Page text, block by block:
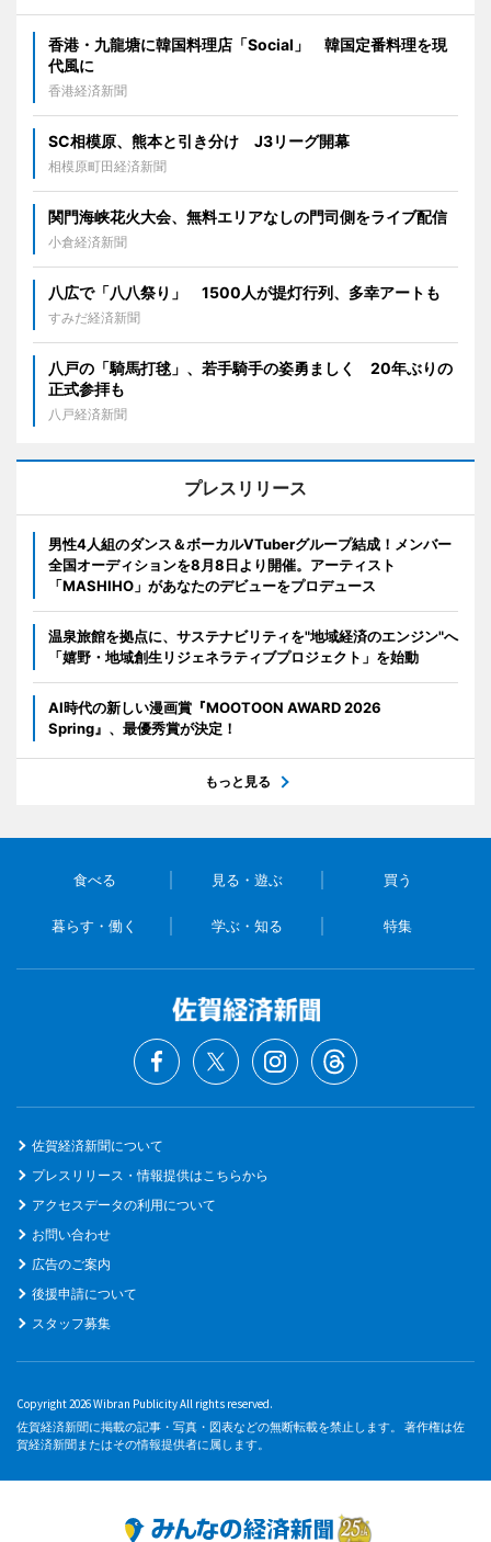
香港・九龍塘に韓国料理店「Social」 韓国定番料理を現
代風に
香港経済新聞
SC相模原、熊本と引き分け J3リーグ開幕
相模原町田経済新聞
関門海峡花火大会、無料エリアなしの門司側をライブ配信
小倉経済新聞
八広で「八八祭り」 1500人が提灯行列、多幸アートも
すみだ経済新聞
八戸の「騎馬打毬」、若手騎手の姿勇ましく 20年ぶりの
正式参拝も
八戸経済新聞
プレスリリース
男性4人組のダンス＆ボーカルVTuberグループ結成！メンバー
全国オーディションを8月8日より開催。アーティスト
「MASHIHO」があなたのデビューをプロデュース
温泉旅館を拠点に、サステナビリティを"地域経済のエンジン"へ
「嬉野・地域創生リジェネラティブプロジェクト」を始動
AI時代の新しい漫画賞『MOOTOON AWARD 2026
Spring』、最優秀賞が決定！
もっと見る
食べる 見る・遊ぶ 買う
暮らす・働く 学ぶ・知る 特集
佐賀経済新聞について
プレスリリース・情報提供はこちらから
アクセスデータの利用について
お問い合わせ
広告のご案内
後援申請について
スタッフ募集
Copyright 2026 Wibran Publicity All rights reserved.
佐賀経済新聞に掲載の記事・写真・図表などの無断転載を禁止します。 著作権は佐
賀経済新聞またはその情報提供者に属します。